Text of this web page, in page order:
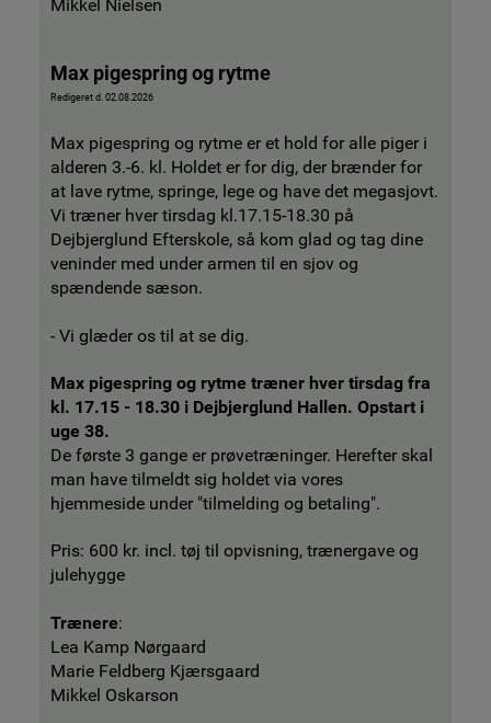
Mikkel Nielsen
Max pigespring og rytme
Redigeret d. 02.08.2026
Max pigespring og rytme er et hold for alle piger i
alderen 3.-6. kl. Holdet er for dig, der brænder for
at lave rytme, springe, lege og have det megasjovt.
Vi træner hver tirsdag kl.17.15-18.30 på
Dejbjerglund Efterskole, så kom glad og tag dine
veninder med under armen til en sjov og
spændende sæson.
- Vi glæder os til at se dig.
Max pigespring og rytme træner hver tirsdag fra
kl. 17.15 - 18.30 i Dejbjerglund Hallen. Opstart i
uge 38.
De første 3 gange er prøvetræninger. Herefter skal
man have tilmeldt sig holdet via vores
hjemmeside under "tilmelding og betaling".
Pris: 600 kr. incl. tøj til opvisning, trænergave og
julehygge
Trænere:
Lea Kamp Nørgaard
Marie Feldberg Kjærsgaard
Mikkel Oskarson